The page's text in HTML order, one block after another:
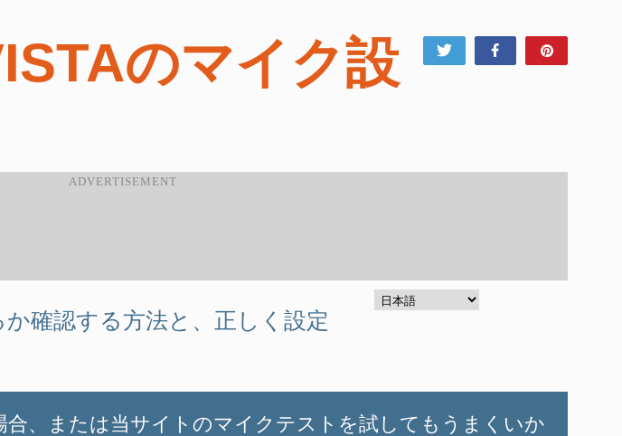
のマイク設
Tweet Share
確認する方法と、正しく設定
、または当サイトのマイクテストを試してもうまくいか